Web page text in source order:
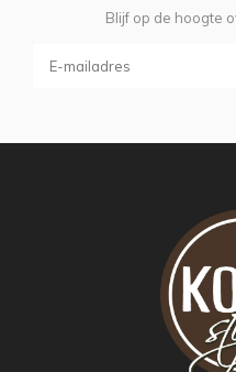
Blijf op de hoogte